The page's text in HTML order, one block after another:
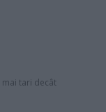
mai tari decât